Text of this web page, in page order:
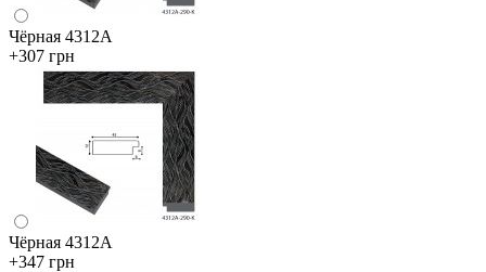
Чёрная 4312А
+307 грн
Чёрная 4312А
+347 грн